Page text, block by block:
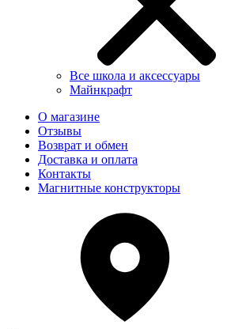
Все школа и аксессуары
Майнкрафт
О магазине
Отзывы
Возврат и обмен
Доставка и оплата
Контакты
Магнитные конструкторы